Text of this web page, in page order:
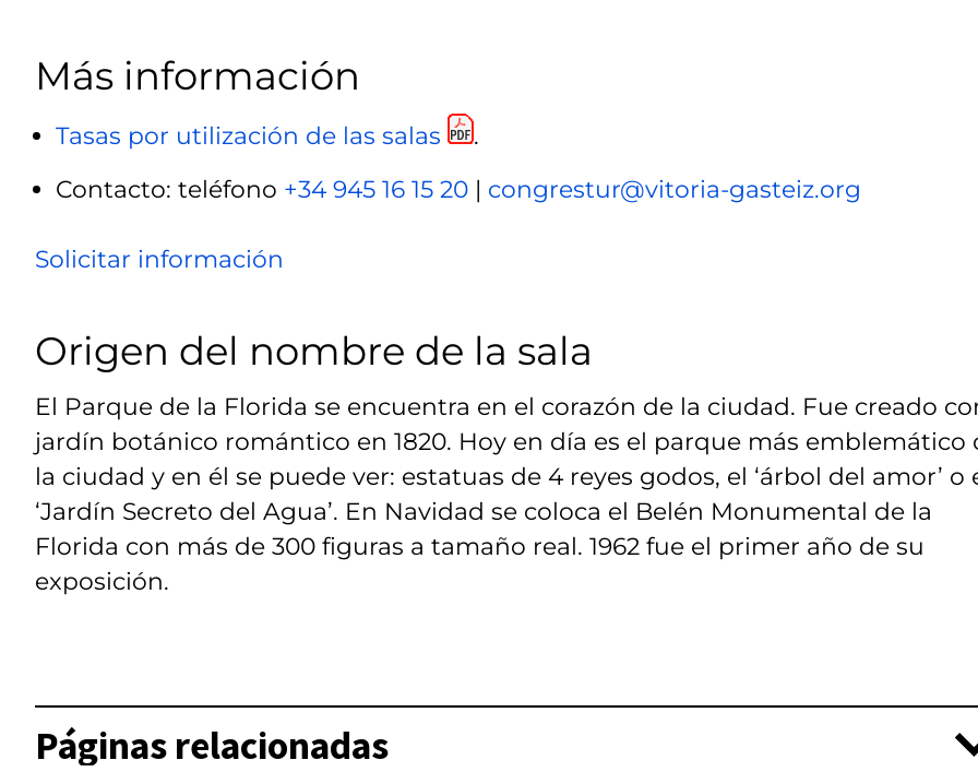
Más información
Tasas por utilización de las salas
.
Contacto: teléfono +34 945 16 15 20 | congrestur@vitoria-gasteiz.org
Solicitar información
Origen del nombre de la sala
El Parque de la Florida se encuentra en el corazón de la ciudad. Fue creado
jardín botánico romántico en 1820. Hoy en día es el parque más emblemático
la ciudad y en él se puede ver: estatuas de 4 reyes godos, el ‘árbol del amor’ o
‘Jardín Secreto del Agua’. En Navidad se coloca el Belén Monumental de la
Florida con más de 300 figuras a tamaño real. 1962 fue el primer año de su
exposición.
Páginas relacionadas